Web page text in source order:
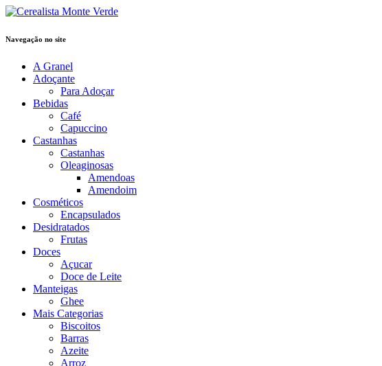
Navegação no site
A Granel
Adoçante
Para Adoçar
Bebidas
Café
Capuccino
Castanhas
Castanhas
Oleaginosas
Amendoas
Amendoim
Cosméticos
Encapsulados
Desidratados
Frutas
Doces
Açucar
Doce de Leite
Manteigas
Ghee
Mais Categorias
Biscoitos
Barras
Azeite
Arroz